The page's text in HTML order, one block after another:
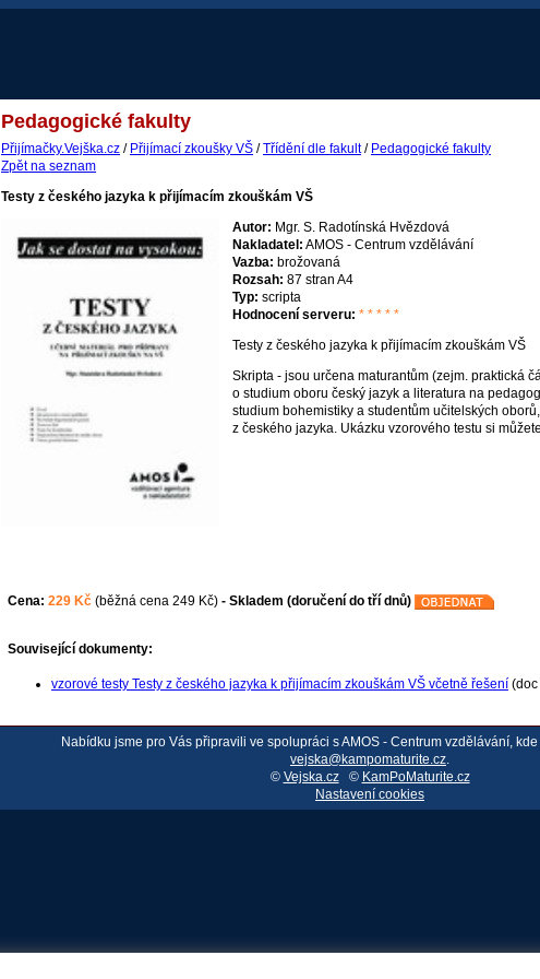
Pedagogické fakulty
Přijímačky.Vejška.cz / Přijímací zkoušky VŠ /Třídění dle fakult/ Pedagogické fakulty
Zpět na seznam
Testy z českého jazyka k přijímacím zkouškám VŠ
Autor: Mgr. S. Radotínská Hvězdová
Nakladatel: AMOS - Centrum vzdělávání
Vazba: brožovaná
Rozsah: 87 stran A4
Typ: scripta
Hodnocení serveru: * * * * *
Testy z českého jazyka k přijímacím zkouškám VŠ
Skripta - jsou určena maturantům (zejm. praktická
o studium oboru český jazyk a literatura na
studium bohemistiky a studentům učitelských
z českého jazyka. Ukázku vzorového testu si
Cena: 229 Kč (běžná cena 249 Kč) - Skladem (doručení do tří dnů)
Související dokumenty:
vzorové testy Testy z českého jazyka k přijímacím zkouškám VŠ včetně řešení
Nabídku jsme pro Vás připravili ve spolupráci s AMOS - Centrum vzdělávání,
vejska@kampomaturite.cz.
© Vejska.cz© KamPoMaturite.cz
Nastavení cookies